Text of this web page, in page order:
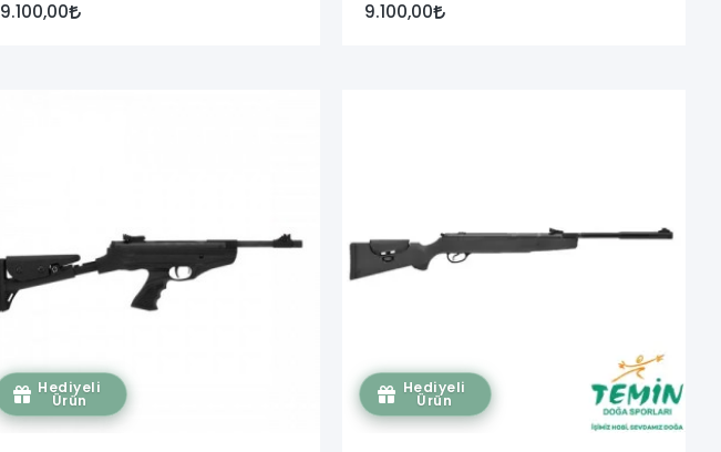
9.100,00 9.100,00
Hediyeli
Ürün
Hediyeli
Ürün